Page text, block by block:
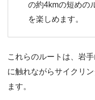
の約4kmの短めの
を楽しめます。
これらのルートは、岩
に触れながらサイクリ
ます。